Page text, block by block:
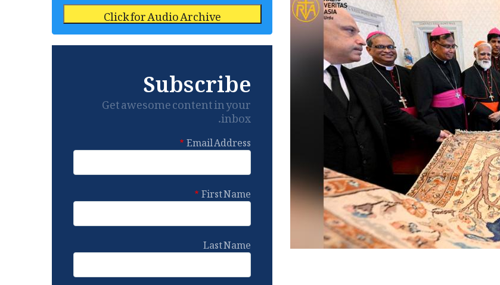
Click for Audio Archive
Subscribe
Get awesome content in your
inbox.
Email Address
First Name
Last Name